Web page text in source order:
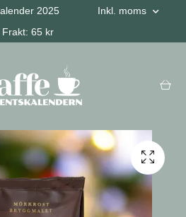
2025
Inkl. moms
Frakt: 65 kr